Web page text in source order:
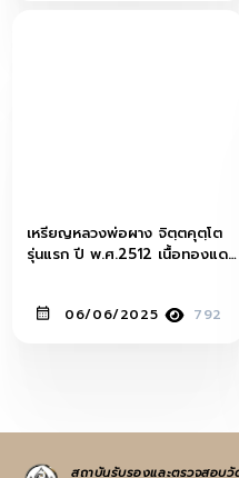
เหรียญหลวงพ่อผาง จิตฺตคุตฺโต
รุ่นแรก ปี พ.ศ.2512 เนื้อทองแดง
06/06/2025 792
สถาบันรับรองและตรวจสอบวั